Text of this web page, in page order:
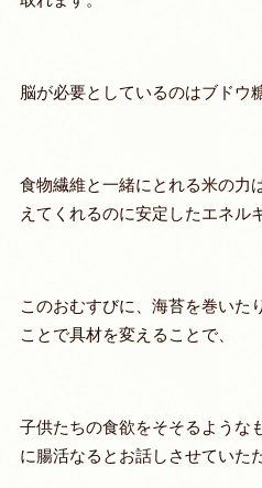
脳が必要としているのはブドウ糖
食物繊維と一緒にとれる米の力
えてくれるのに安定したエネル
このおむすびに、海苔を巻いた
ことで具材を変えることで、
子供たちの食欲をそそるような
に腸活なるとお話しさせていた